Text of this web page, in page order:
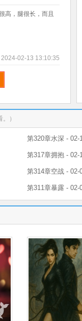
，腿很长，而且
2024-02-13 13:10:35
）
第320章水深 - 02-
第317章拥抱 - 02-
第314章空战 - 02-
第311章暴露 - 02-